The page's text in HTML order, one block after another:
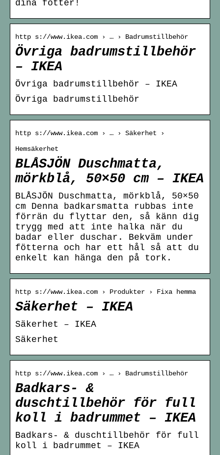
dina fötter!
http s://www.ikea.com › … › Badrumstillbehör
Övriga badrumstillbehör
– IKEA
Övriga badrumstillbehör – IKEA
Övriga badrumstillbehör
http s://www.ikea.com › … › Säkerhet ›
Hemsäkerhet
BLÅSJÖN Duschmatta,
mörkblå, 50×50 cm – IKEA
BLÅSJÖN Duschmatta, mörkblå, 50×50
cm Denna badkarsmatta rubbas inte
förrän du flyttar den, så känn dig
trygg med att inte halka när du
badar eller duschar. Bekväm under
fötterna och har ett hål så att du
enkelt kan hänga den på tork.
http s://www.ikea.com › Produkter › Fixa hemma
Säkerhet – IKEA
Säkerhet – IKEA
Säkerhet
http s://www.ikea.com › … › Badrumstillbehör
Badkars- &
duschtillbehör för full
koll i badrummet – IKEA
Badkars- & duschtillbehör för full
koll i badrummet – IKEA